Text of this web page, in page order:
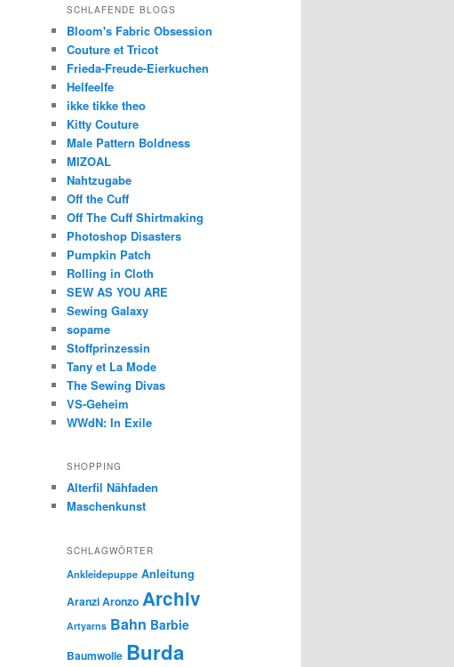
SCHLAFENDE BLOGS
Bloom's Fabric Obsession
Couture et Tricot
Frieda-Freude-Eierkuchen
Helfeelfe
ikke tikke theo
Kitty Couture
Male Pattern Boldness
MIZOAL
Nahtzugabe
Off the Cuff
Off The Cuff Shirtmaking
Photoshop Disasters
Pumpkin Patch
Rolling in Cloth
SEW AS YOU ARE
Sewing Galaxy
sopame
Stoffprinzessin
Tany et La Mode
The Sewing Divas
VS-Geheim
WWdN: In Exile
SHOPPING
Alterfil Nähfaden
Maschenkunst
SCHLAGWÖRTER
Ankleidepuppe Anleitung
Aranzi Aronzo Archiv
Artyarns Bahn Barbie
Baumwolle Burda